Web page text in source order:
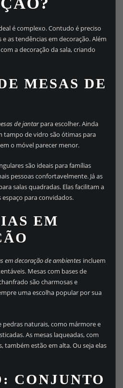
é complexo. Contudo é preciso
as tendências em decoração. Além
a decoração da sala, criando
MESAS DE
de jantarpara escolher. Ainda
tampo de vidro são ótimas para
o móvel parecer menor.
são ideais para famílias
pessoas confortavelmente. Já as
salas quadradas. Elas facilitam a
para convidados.
EM
em decoração de ambientesincluem
Mesas com bases de
são charmosas e
uma escolha popular por sua
pedras naturais, como mármore e
As mesas laqueadas, com
também estão em alta. Ou seja elas
CONJUNTO